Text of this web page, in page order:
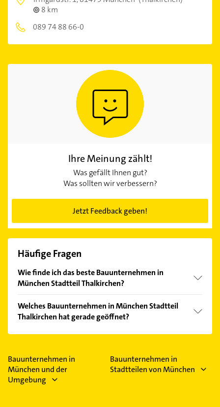
8 km
089 74 88 66-0
Ihre Meinung zählt!
Was gefällt Ihnen gut?
Was sollten wir verbessern?
Jetzt Feedback geben!
Häufige Fragen
Wie finde ich das beste Bauunternehmen in
München Stadtteil Thalkirchen?
Kundenmeinungen und profitieren Sie von den
Empfehlungen. Die Suchergebnisse können Sie sich
einfach nachBewertungensortiert anzeigen lassen.
Welches Bauunternehmen in München Stadtteil
Thalkirchen hat gerade geöffnet?
Im Anbieter-Bereich finden Sie alleÖffnungszeiten.
Feiertagen abweichen können.
Bauunternehmen in
München und der
Umgebung
Bauunternehmen in
Stadtteilen von München